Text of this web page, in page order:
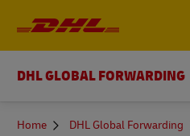
DHL GLOBAL FORWARDING
You
Home DHL Global Forwarding